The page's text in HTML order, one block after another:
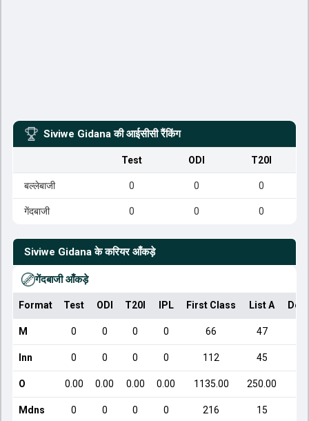
Siviwe Gidana की आईसीसी रैंकिंग
Test ODI T20I
बल्लेबाजी 0 0 0
गेंदबाजी 0 0 0
Siviwe Gidana के करियर आँकड़े
गेंदबाजी आँकड़े
Format Test ODI T20I IPL First Class List A
M 0 0 0 0 66 47
Inn 0 0 0 0 112 45
O 0.00 0.00 0.00 0.00 1135.00 250.00
Mdns 0 0 0 0 216 15